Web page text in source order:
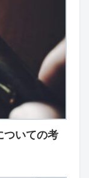
ついての考